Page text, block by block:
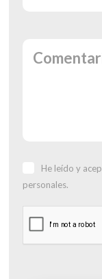
He leído y
personales.